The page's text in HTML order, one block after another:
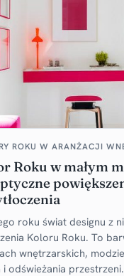
ROKU W ARANŻACJI
Roku w małym
roku świat designu z
Koloru Roku. To
wnętrzarskich,
i odświeżania